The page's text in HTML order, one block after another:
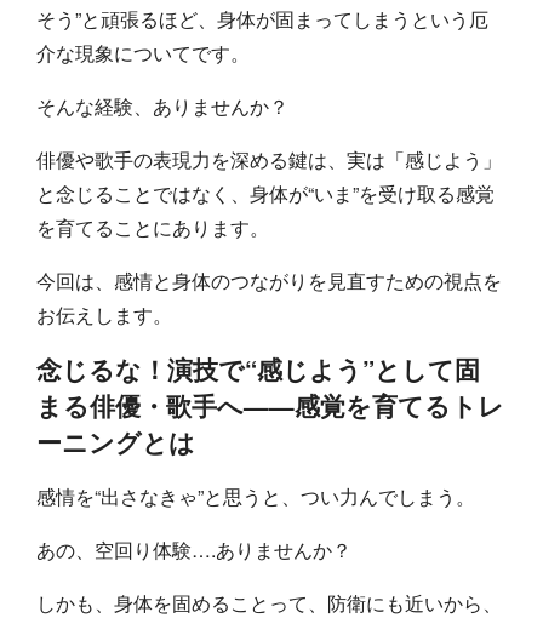
そう”と頑張るほど、身体が固まってしまうという厄
介な現象についてです。
そんな経験、ありませんか？
俳優や歌手の表現力を深める鍵は、実は「感じよう」
と念じることではなく、身体が“いま”を受け取る感覚
を育てることにあります。
今回は、感情と身体のつながりを見直すための視点を
お伝えします。
念じるな！演技で“感じよう”として固
まる俳優・歌手へ——感覚を育てるトレ
ーニングとは
感情を“出さなきゃ”と思うと、つい力んでしまう。
あの、空回り体験….ありませんか？
しかも、身体を固めることって、防衛にも近いから、